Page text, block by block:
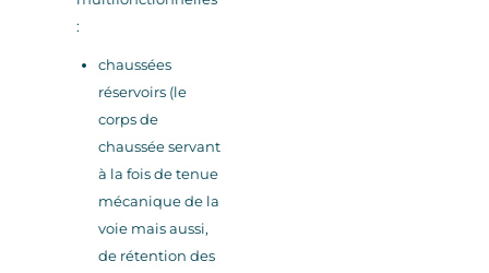
:
chaussées
réservoirs (le
corps de
chaussée servant
à la fois de tenue
mécanique de la
voie mais aussi,
de rétention des